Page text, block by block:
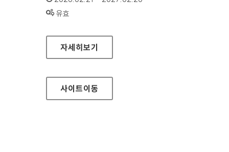
상태 :
유효
국가트라우마센터
자세히보기
사이트이동